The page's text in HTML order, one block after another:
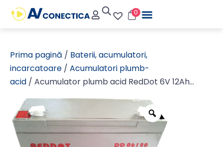
0
Prima pagină / Baterii, acumulatori,
incarcatoare / Acumulatori plumb-
acid / Acumulator plumb acid RedDot 6V 12Ah